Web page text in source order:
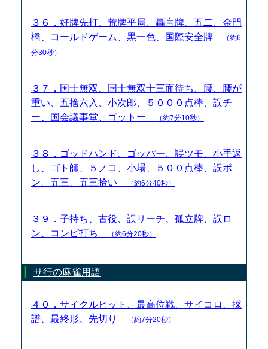
３６．好牌先打、荒牌平局、轟盲牌、五二、金門
橋、コールドゲーム、黒一色、国際安全牌
（約6
分30秒）
３７．国士無双、国士無双十三面待ち、腰、腰が
重い、五捨六入、小次郎、５０００点棒、誤チ
ー、国会議事堂、ゴットー
（約7分10秒）
３８．ゴッドハンド、ゴッパー、誤ツモ、小手返
し、ゴト師、５ノコ、小場、５００点棒、誤ポ
ン、五三、五三拾い
（約6分40秒）
３９．子持ち、古役、誤リーチ、孤立牌、誤ロ
ン、コンビ打ち
（約6分20秒）
サ行の麻雀用語
４０．サイクルヒット、最高位戦、サイコロ、採
譜、最終形、先切り
（約7分20秒）